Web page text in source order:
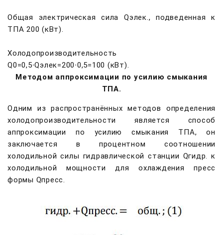
Общая электрическая сила Qэлек., подведенная к
ТПА 200 (кВт).
Холодопроизводительность
Q0=0,5∙Qэлек=200∙0,5=100 (кВт).
Методом аппроксимации по усилию смыкания
ТПА.
Одним из распространённых методов определения
холодопроизводительности является способ
аппроксимации по усилию смыкания ТПА, он
заключается в процентном соотношении
холодильной силы гидравлической станции Qгидр. к
холодильной мощности для охлаждения пресс
формы Qпресс.